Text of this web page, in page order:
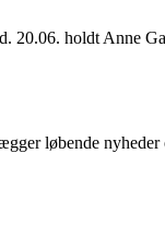
20.06. holdt Anne
løbende